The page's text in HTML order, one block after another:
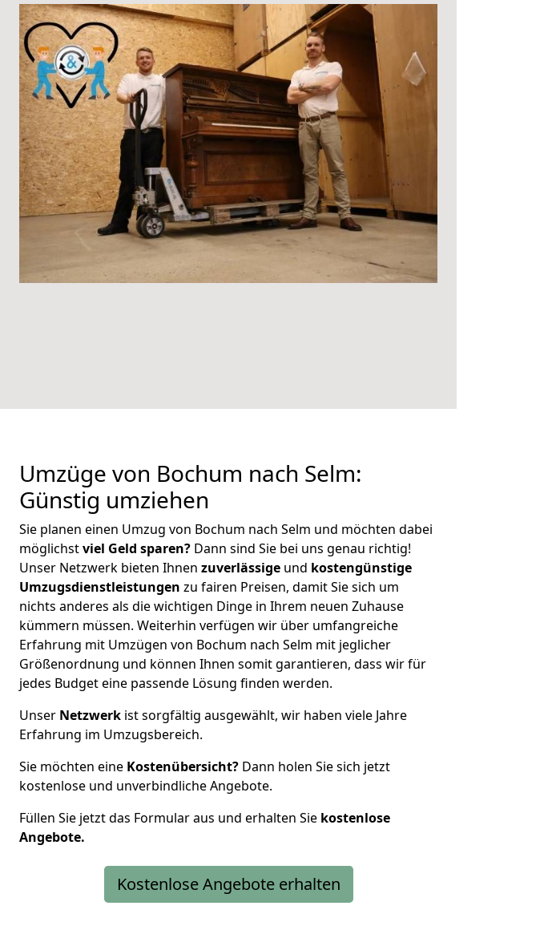
Umzüge von Bochum nach Selm:
Günstig umziehen
Sie planen einen Umzug von Bochum nach Selm und möchten dabei
möglichstviel Geld sparen? Dann sind Sie bei uns genau richtig!
Unser Netzwerk bieten Ihnen zuverlässige und kostengünstige
Umzugsdienstleistungen zu fairen Preisen, damit Sie sich um
nichts anderes als die wichtigen Dinge in Ihrem neuen Zuhause
kümmern müssen. Weiterhin verfügen wir über umfangreiche
Erfahrung mit Umzügen von Bochum nach Selm mit jeglicher
Größenordnung und können Ihnen somit garantieren, dass wir für
jedes Budget eine passende Lösung finden werden.
Unser Netzwerk ist sorgfältig ausgewählt, wir haben viele Jahre
Erfahrung im Umzugsbereich.
Sie möchten eine Kostenübersicht? Dann holen Sie sich jetzt
kostenlose und unverbindliche Angebote.
Füllen Sie jetzt das Formular aus und erhalten Sie kostenlose
Angebote.
Kostenlose Angebote erhalten